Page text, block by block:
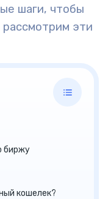
шаги, чтобы
эти
биржу
кошелек?